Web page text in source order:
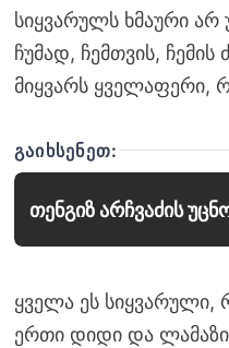
სიყვარულს ხმაური არ
ჩუმად, ჩემთვის,
მიყვარს ყველაფერი,
ᲒᲐᲘᲮᲡᲔᲜᲔᲗ:
თენგიზ არჩვაძის
ყველა ეს
ერთი დიდი და